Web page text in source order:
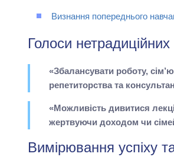
Визнання попереднього
Голоси
«Збалансувати роботу,
репетиторства та
«Можливість дивитися
жертвуючи доходом чи
Вимірювання успіху